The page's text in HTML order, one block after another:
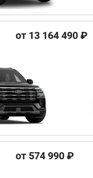
от 13 164 490 ₽
от 574 990 ₽